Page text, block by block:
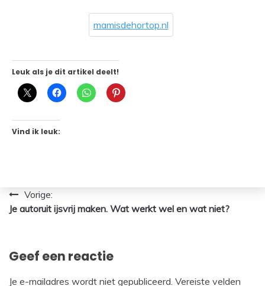
mamisdehortop.nl
Leuk als je dit artikel deelt!
Vind ik leuk:
Bericht
navigatie
Vorige:
Je autoruit ijsvrij maken. Wat werkt wel en wat niet?
Geef een reactie
Je e-mailadres wordt niet gepubliceerd. Vereiste velden